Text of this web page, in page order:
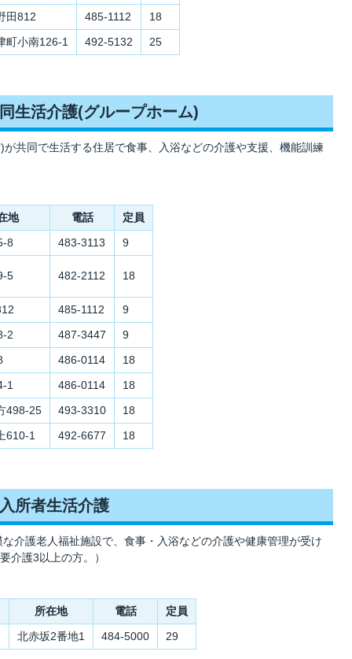
田812 485-1112
18
町小南126-1
492-5132 25
生活介護(グループホーム)
共同で生活する住居で食事、入浴などの介護や支援、機能訓練
地 電話
定員
8
483-3113 9
5 482-2112 18
485-1112
9
2
487-3447
9
486-0114
18
1
486-0114
18
498-25
493-3310
18
610-1
492-6677 18
所者生活介護
介護老人福祉施設で、食事・入浴などの介護や健康管理が受け
介護3以上の方。）
所在地 電話
定員
北赤坂2番地1 484-5000 29